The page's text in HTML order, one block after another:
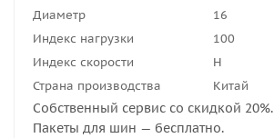
Диаметр
16
Индекс нагрузки
100
Индекс скорости
H
Страна производства
Китай
Собственный сервис со скидкой 20%.
Пакеты для шин — бесплатно.